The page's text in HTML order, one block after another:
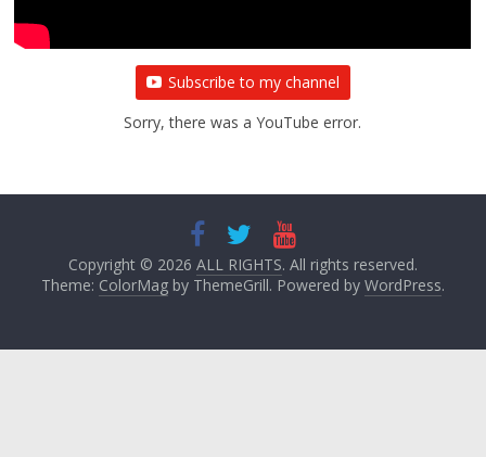
Subscribe to my channel
Sorry, there was a YouTube error.
Copyright © 2026 ALL RIGHTS. All rights reserved.
Theme: ColorMagby ThemeGrill. Powered by WordPress.